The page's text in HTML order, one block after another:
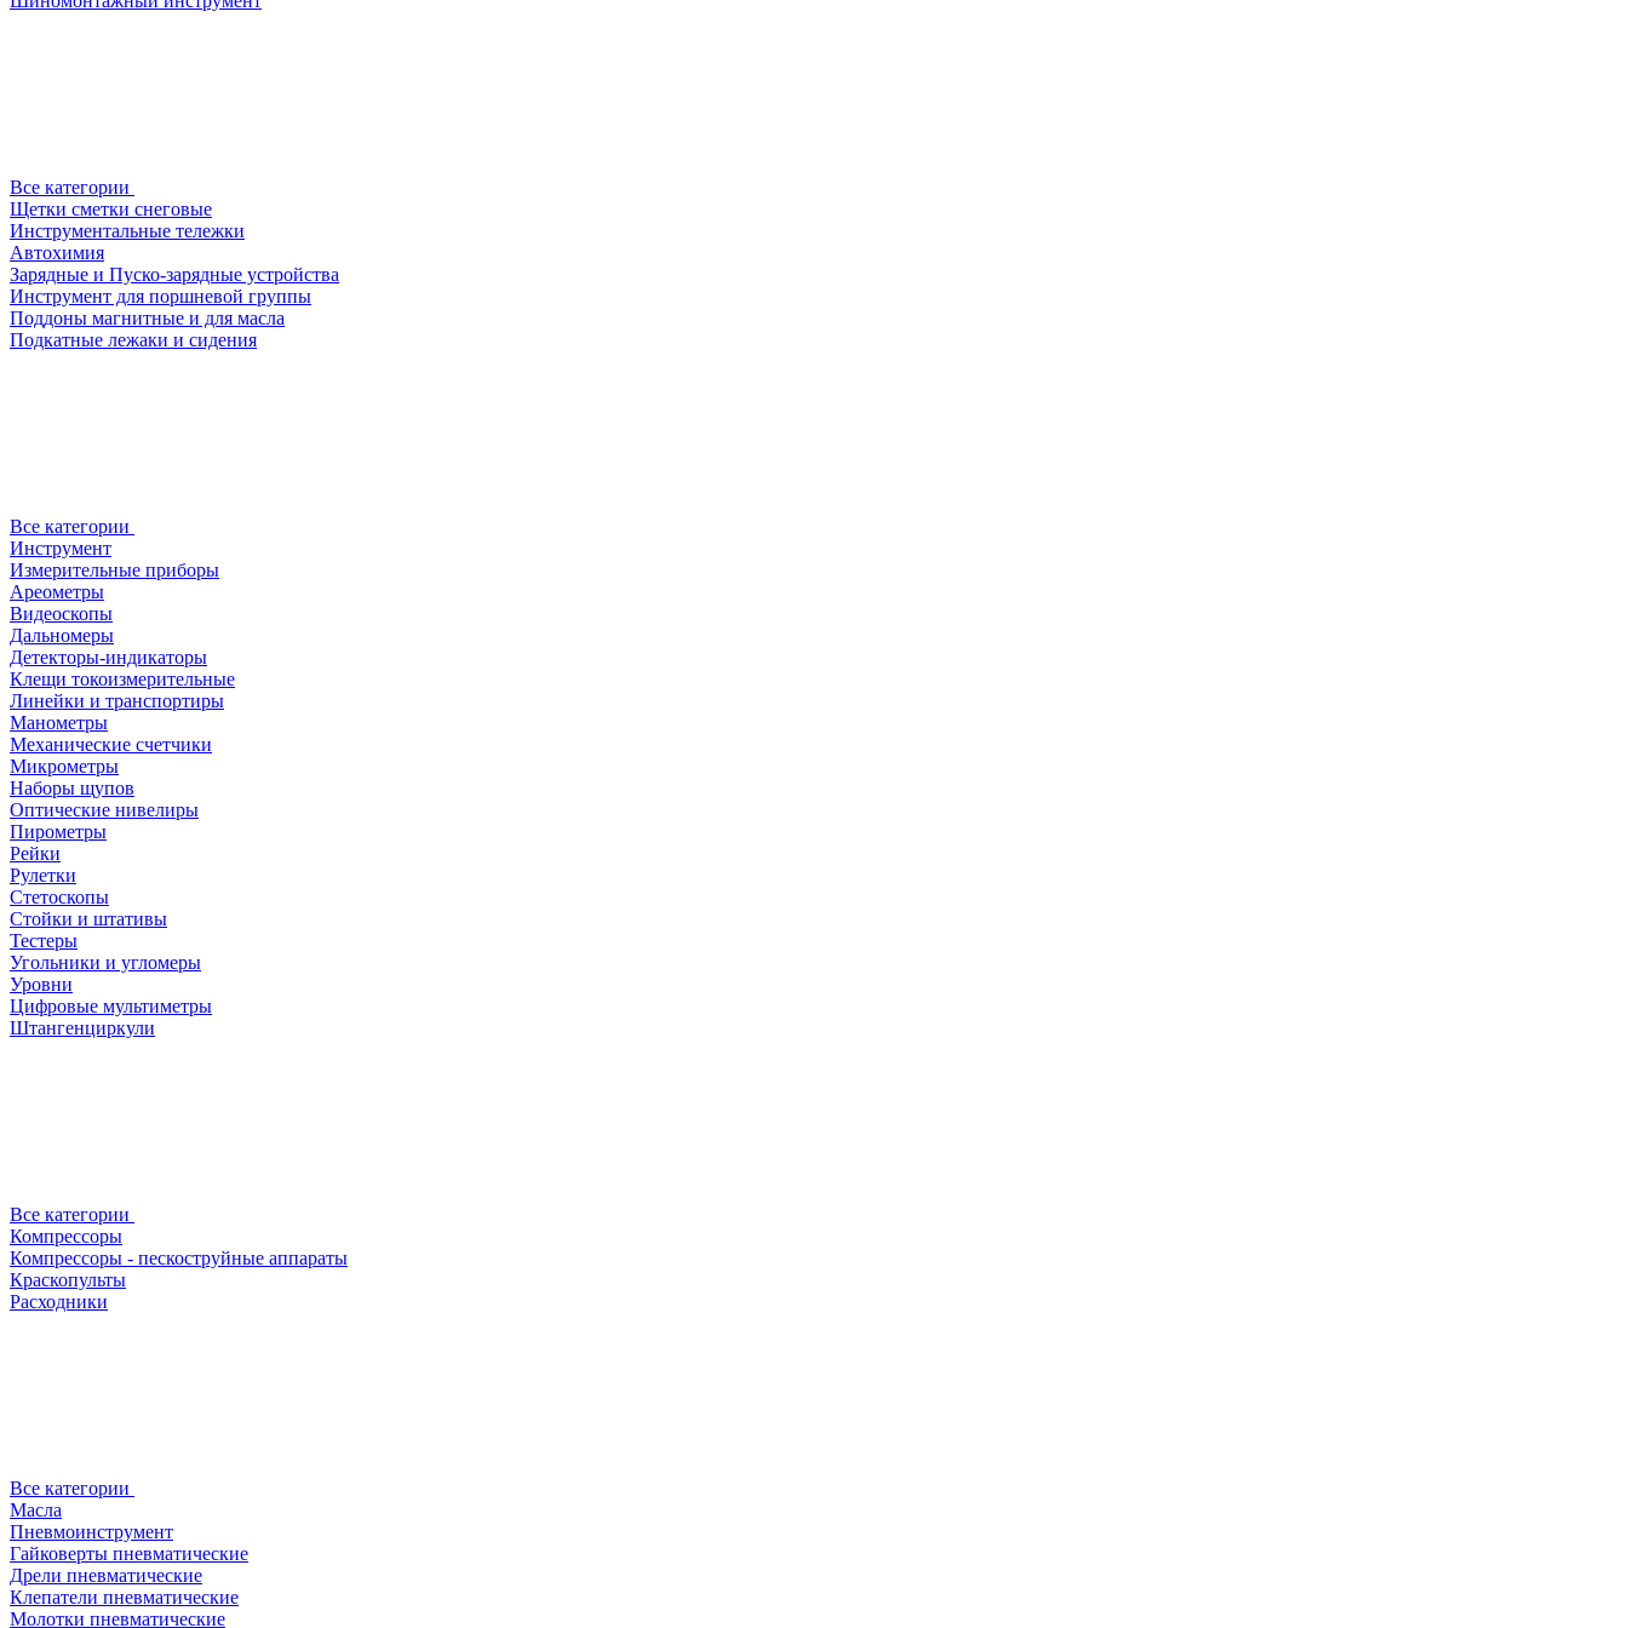
Все категории
Щетки сметки снеговые
Инструментальные тележки
Автохимия
Зарядные и Пуско-зарядные устройства
Инструмент для поршневой группы
Поддоны магнитные и для масла
Подкатные лежаки и сидения
Все категории
Инструмент
Измерительные приборы
Ареометры
Видеоскопы
Дальномеры
Детекторы-индикаторы
Клещи токоизмерительные
Линейки и транспортиры
Манометры
Механические счетчики
Микрометры
Наборы щупов
Оптические нивелиры
Пирометры
Рейки
Рулетки
Стетоскопы
Стойки и штативы
Тестеры
Угольники и угломеры
Уровни
Цифровые мультиметры
Штангенциркули
Все категории
Компрессоры
Компрессоры - пескоструйные аппараты
Краскопульты
Расходники
Все категории
Масла
Пневмоинструмент
Гайковерты пневматические
Дрели пневматические
Клепатели пневматические
Молотки пневматические